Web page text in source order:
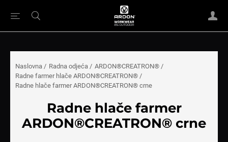
Naslovna / Radna odjeća / ARDON®CREATRON® /
Radne farmer hlače ARDON®CREATRON® /
Radne hlače farmer ARDON®CREATRON® crne
Radne hlače farmer
ARDON®CREATRON® crne